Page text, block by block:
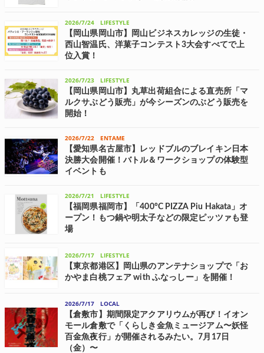
リジナル記念Tシャツを制作。 同Tシャツは、鳥取県・島根...
2026/7/24
LIFESTYLE
【岡山県岡山市】岡山ビジネスカレッジの生徒・
西山智温氏、洋菓子コンテスト3大会すべてで上
位入賞！
ちはる)氏が、2026年度に出場した3つの洋菓子コンテストすべてで上
位入賞を果たした。11...
2026/7/23
LIFESTYLE
【岡山県岡山市】丸草出荷組合による直売所「マ
ルクサぶどう販売」が今シーズンのぶどう販売を
開始！
月5日(日)より開始した。 新規就農支援により若手農家が増加 「丸草出
荷組合」は、組合員5...
2026/7/22
ENTAME
【愛知県名古屋市】レッドブルのブレイキン日本
決勝大会開催！バトル＆ワークショップの体験型
イベントも
の8月22日(土)には前夜祭「Red Bull BC One ...
2026/7/21
LIFESTYLE
【福岡県福岡市】「400°C PIZZA Piu Hakata」オ
ープン！もつ鍋や明太子などの限定ピッツァも登
場
Hakata(ヨンヒャクド ピッツァ ピウ ハカタ)」をグランド...
2026/7/17
LIFESTYLE
【東京都港区】岡山県のアンテナショップで「お
かやま白桃フェア with ふなっしー」を開催！
ま新橋館」にて、「おかやま白桃フェア with ふなっしー」を7月10日
(金)～8月31日(月)...
2026/7/17
LOCAL
【倉敷市】期間限定アクアリウムが再び！イオン
モール倉敷で「くらしき金魚ミュージアム〜妖怪
百金魚夜行」が開催されるみたい。7月17日
（金）〜